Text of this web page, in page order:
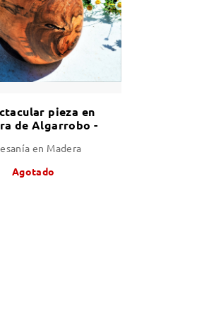
pieza en
de Algarrobo -
en Madera
Agotado